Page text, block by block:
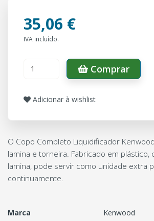
35,06 €
IVA incluído.
Comprar
Adicionar à wishlist
O Copo Completo Liquidificador
lamina e torneira. Fabricado em plástico,
lamina, pode servir como unidade extra
continuamente.
Marca
Kenwood